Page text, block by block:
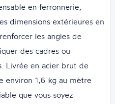
en ferronnerie,
dimensions extérieures en
les angles de
des cadres ou
Livrée en acier brut de
environ 1,6 kg au mètre
que vous soyez